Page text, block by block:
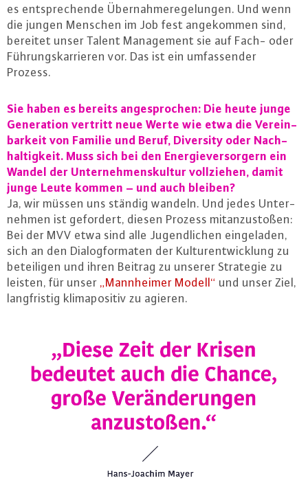
es ent­spre­chen­de Über­nah­me­re­ge­lun­gen. Und wenn
die jungen Menschen im Job fest an­ge­kom­men sind,
bereitet unser Talent Ma­nage­ment sie auf Fach- oder
Füh­rungs­kar­rie­ren vor. Das ist ein um­fas­sen­der
Prozess.
Sie haben es bereits an­ge­spro­chen: Die heute junge
Ge­ne­ra­ti­on vertritt neue Werte wie etwa die Ver­ein­
bar­keit von Familie und Beruf, Diversity oder Nach­
hal­tig­keit. Muss sich bei den En­er­gie­ver­sor­gern ein
Wandel der Un­ter­neh­mens­kul­tur voll­zie­hen, damit
junge Leute kommen – und auch bleiben?
Ja, wir müssen uns ständig wandeln. Und jedes Un­ter­
neh­men ist gefordert, diesen Prozess mit­an­zu­sto­ßen:
Bei der MVV etwa sind alle Ju­gend­li­chen ein­ge­la­den,
sich an den Dia­log­for­ma­ten der Kul­tur­ent­wick­lung zu
be­tei­li­gen und ihren Beitrag zu unserer Strategie zu
leisten, für unser „Mann­hei­mer Modell“ und unser Ziel,
lang­fris­tig kli­ma­po­si­tiv zu agieren.